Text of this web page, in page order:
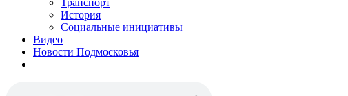
Транспорт
История
Социальные инициативы
Видео
Новости Подмосковья